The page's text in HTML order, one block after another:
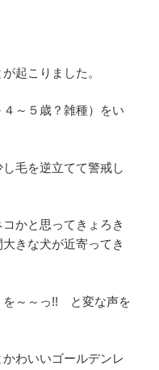
起こりました。
～５歳？雑種）をい
毛を逆立てて警戒し
かと思ってきょろき
きな犬が近寄ってき
～～っ!! と変な声を
わいいゴールデンレ